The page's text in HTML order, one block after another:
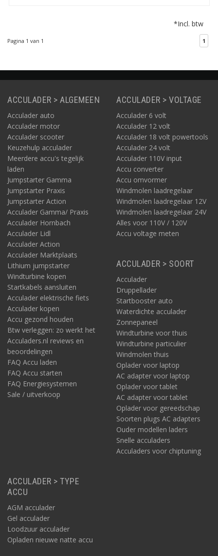
*Incl. btw
Pagina 1 van 1 1
ACCULADER > ALGEMEEN
Acculader auto
Acculader motor
Acculader scooter
Keuzehulp acculader
Meerdere accu's tegelijk
laden
Jumpstarter Gamma
Jumpstarter Praxis
Jumpstarter Action
Acculader Gamma/ Praxis
Acculader Hornbach
Acculader Lidl
Acculader Action
Acculader Marktplaats
Lithium jumpstarter
Windturbine kopen
Startkabels aansluiten
Acculader elektrische fiets
Acculader kopen
Accu gezond houden
Btw verleggen: zo werkt het
Acculaders.nl reviews en
beoordelingen
FAQ Accu laden
FAQ Accu starten
FAQ Energiesystemen
Sale / uitverkoop
ACCULADER > VOLTAGE
Acculader 6 volt
Acculader 12 volt
Acculader 18 volt powertools
Acculader 24 volt
Acculader 110V input
Accu converter
Accu omvormer
Windmolen laadregelaar
Windmolen laadregelaar 12V
Windmolen laadregelaar 24V
Alles voor 110V / 120V
Accu voltage meten
ACCULADER > SOORT
Acculader
Druppellader
Startbooster auto
Waterdichte acculader
Zonnepaneel
Windturbine voor thuis
Windturbine particulier
Windmolen thuis
Oplader voor laptop
AC adapter voor laptop
Oplader voor tablet
AC adapter voor tablet
Oplader voor gereedschap
Soorten plugs AC adapters
Ouder modellen laders
Snelle acculaders
Acculaders voor chiptuning
ACCULADER > TYPE
ACCU
AGM acculader
Gel acculader
Loodzuur acculader
Opladen nieuwe natte accu